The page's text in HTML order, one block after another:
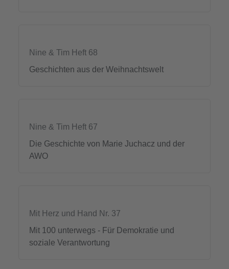
Nine & Tim Heft 68
Geschichten aus der Weihnachtswelt
Nine & Tim Heft 67
Die Geschichte von Marie Juchacz und der
AWO
Mit Herz und Hand Nr. 37
Mit 100 unterwegs - Für Demokratie und
soziale Verantwortung